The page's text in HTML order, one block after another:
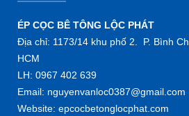
ÉP CỌC BÊ TÔNG LỘC PHÁT
Địa chỉ: 1173/14 khu phố 2. P. Bình
HCM
LH: 0967 402 639
Email: nguyenvanloc0387@gmail.com
Website: epcocbetonglocphat.com